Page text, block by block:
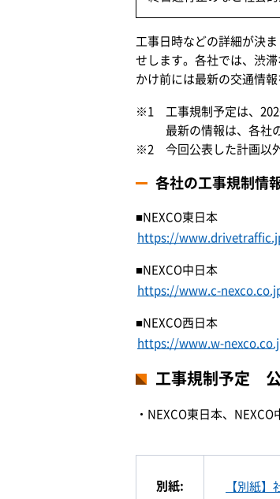
工事日時などの詳細が決
せします。各社では、渋
かけ前には最新の交通情
※1 工事規制予定は、
最新の情報は、各社
※2 今回公表した計画以外
各社の工事規制情
■NEXCO東日本
https://
■NEXCO中日本
https://www.c-
■NEXCO西日本
https://www.w-
工事規制予定
・NEXCO東日本、
別紙: 【別紙